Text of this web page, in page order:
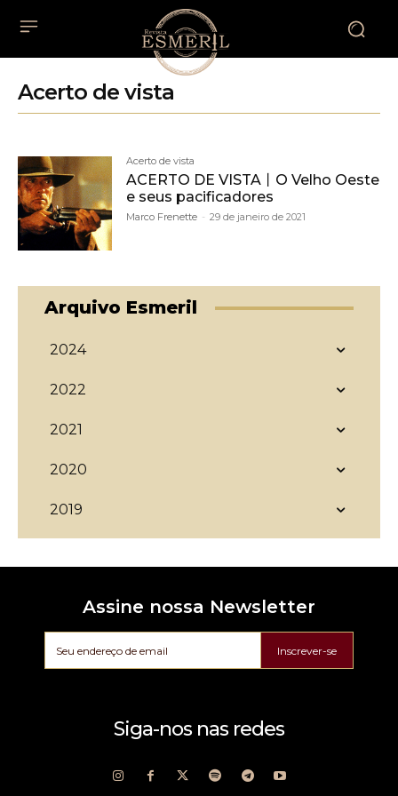
Acerto de vista
Acerto de vista
ACERTO DE VISTA丨O Velho Oeste
e seus pacificadores
Marco Frenette - 29 de janeiro de 2021
Arquivo Esmeril
2024
2022
2021
2020
2019
Assine nossa Newsletter
Inscrever-se
Siga-nos nas redes